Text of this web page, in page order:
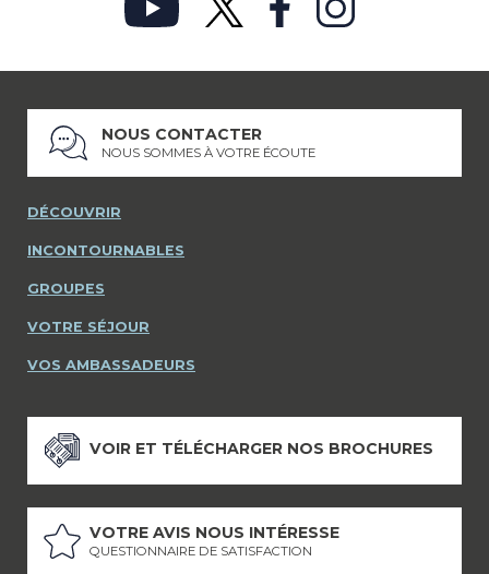
NOUS CONTACTER
NOUS SOMMES À VOTRE ÉCOUTE
DÉCOUVRIR
INCONTOURNABLES
GROUPES
VOTRE SÉJOUR
VOS AMBASSADEURS
VOIR ET TÉLÉCHARGER NOS BROCHURES
VOTRE AVIS NOUS INTÉRESSE
QUESTIONNAIRE DE SATISFACTION